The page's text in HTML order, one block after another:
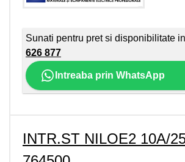
Sunati pentru pret si disponibilitate
626 877
Intreaba prin WhatsApp
INTR.ST NILOE2 10A/